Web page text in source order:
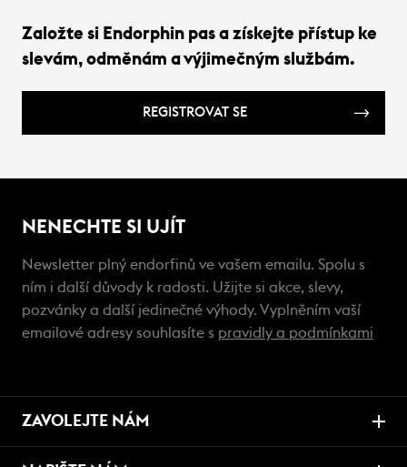
Založte si Endorphin pas a získejte přístup ke
slevám, odměnám a výjimečným službám.
REGISTROVAT SE
NENECHTE SI UJÍT
Newsletter plný endorfinů ve vašem emailu. Spolu s
ním i další důvody k radosti. Užijte si akce, slevy,
pozvánky a další jedinečné výhody. Vyplněním vaší
emailové adresy souhlasíte s pravidly a podmínkami
ZAVOLEJTE NÁM